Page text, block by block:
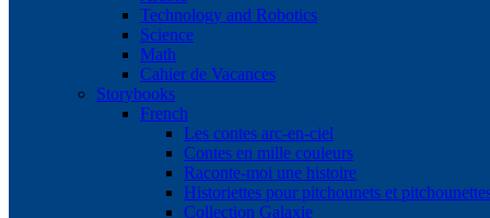
Technology and Robotics
Science
Math
Cahier de Vacances
Storybooks
French
Les contes arc-en-ciel
Contes en mille couleurs
Raconte-moi une histoire
Historiettes pour pitchounets et
Collection Galaxie